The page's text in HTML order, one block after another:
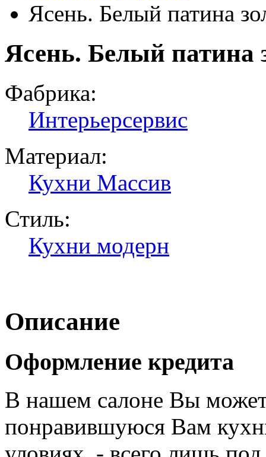
Ясень. Белый патина
Ясень. Белый патина
Фабрика:
Интерьерсервис
Материал:
Кухни Массив
Стиль:
Кухни модерн
Описание
Оформление кредита
В нашем салоне Вы
понравившуюся Вам